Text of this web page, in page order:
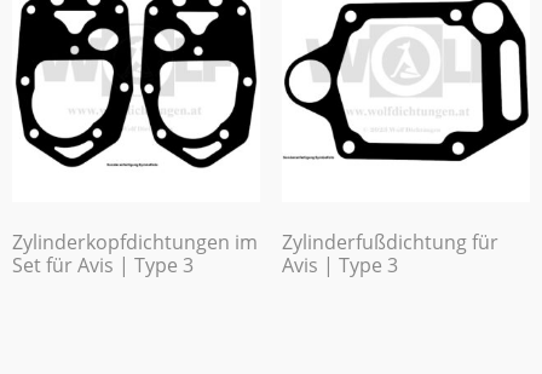
Zylinderkopfdichtungen im
Set für Avis | Type 3
Zylinderfußdichtung für
Avis | Type 3